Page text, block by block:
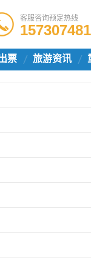
客服咨询预定热线
票 旅游资讯